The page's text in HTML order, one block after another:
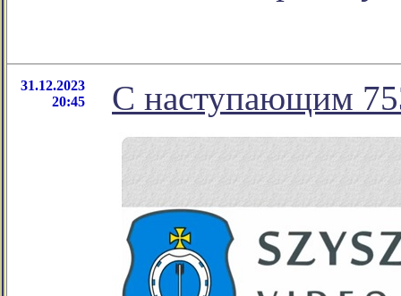
31.12.2023
20:45
С наступающим